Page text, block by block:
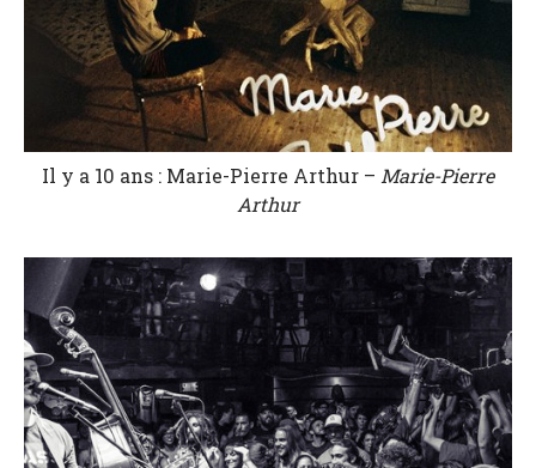
Il y a 10 ans : Marie-Pierre Arthur – Marie-Pierre
Arthur